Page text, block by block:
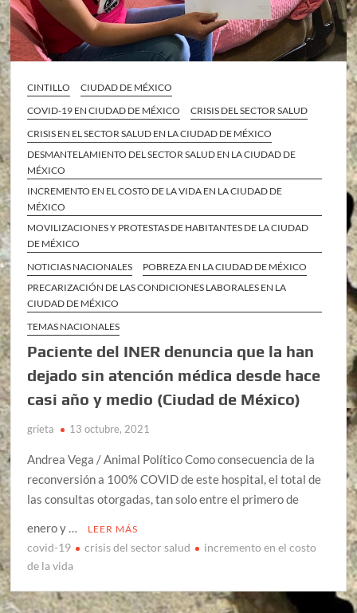
CINTILLO
CIUDAD DE MÉXICO
COVID-19 EN CIUDAD DE MÉXICO
CRISIS DEL SECTOR SALUD
CRISIS EN EL SECTOR SALUD EN LA CIUDAD DE MÉXICO
DESMANTELAMIENTO DEL SECTOR SALUD EN LA CIUDAD DE
MÉXICO
INCREMENTO EN EL COSTO DE LA VIDA EN LA CIUDAD DE
MÉXICO
MOVILIZACIONES Y PROTESTAS DE HABITANTES DE LA CIUDAD
DE MÉXICO
NOTICIAS NACIONALES
POBREZA EN LA CIUDAD DE MÉXICO
PRECARIZACIÓN DE LAS CONDICIONES LABORALES EN LA
CIUDAD DE MÉXICO
TEMAS NACIONALES
Paciente del INER denuncia que la han
dejado sin atención médica desde hace
casi año y medio (Ciudad de México)
grieta 13 octubre, 2021
Andrea Vega / Animal Político Como consecuencia de la
reconversión a 100% COVID de este hospital, el total de
las consultas otorgadas, tan solo entre el primero de
enero y …
LEER MÁS
covid-19 crisis del sector salud
incremento en el costo
de la vida